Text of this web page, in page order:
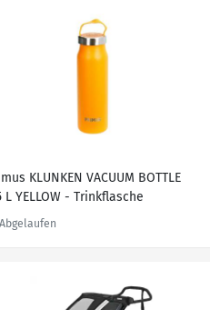
KLUNKEN VACUUM BOTTLE
L YELLOW - Trinkflasche